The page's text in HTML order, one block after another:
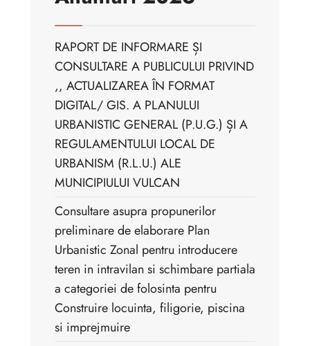
RAPORT DE INFORMARE ȘI
CONSULTARE A PUBLICULUI PRIVIND
,, ACTUALIZAREA ÎN FORMAT
DIGITAL/ GIS. A PLANULUI
URBANISTIC GENERAL (P.U.G.) ȘI A
REGULAMENTULUI LOCAL DE
URBANISM (R.L.U.) ALE
MUNICIPIULUI VULCAN
Consultare asupra propunerilor
preliminare de elaborare Plan
Urbanistic Zonal pentru introducere
teren in intravilan si schimbare partiala
a categoriei de folosinta pentru
Construire locuinta, filigorie, piscina
si imprejmuire